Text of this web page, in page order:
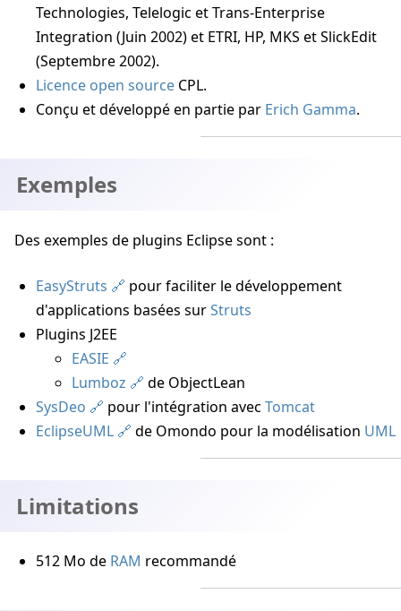
Technologies, Telelogic et Trans-Enterprise
Integration (Juin 2002) et ETRI, HP, MKS et SlickEdit
(Septembre 2002).
Licence open source CPL.
Conçu et développé en partie par Erich Gamma.
Exemples
Des exemples de plugins Eclipse sont :
EasyStruts
pour faciliter le développement
d'applications basées surStruts
Plugins J2EE
EASIE
Lumboz
de ObjectLean
SysDeo
pour l'intégration avec Tomcat
EclipseUML
de Omondo pour la modélisation UML
Limitations
512 Mo de RAM recommandé